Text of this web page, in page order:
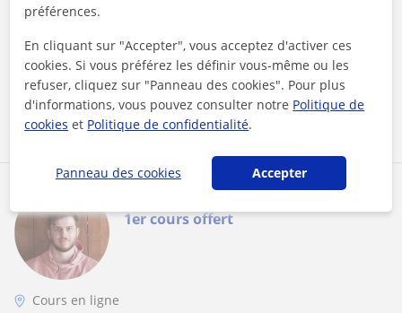
d’archives. J’ai suivi une licence d’histoire. Je propose des
voir plus Contacter
1er cours offert
Cours en ligne
préférences.
En cliquant sur "Accepter", vous acceptez d'activer ces
cookies. Si vous préférez les définir vous-même ou les
refuser, cliquez sur "Panneau des cookies". Pour plus
d'informations, vous pouvez consulter notre Politique de
cookies et Politique de confidentialité.
Panneau des cookies Accepter